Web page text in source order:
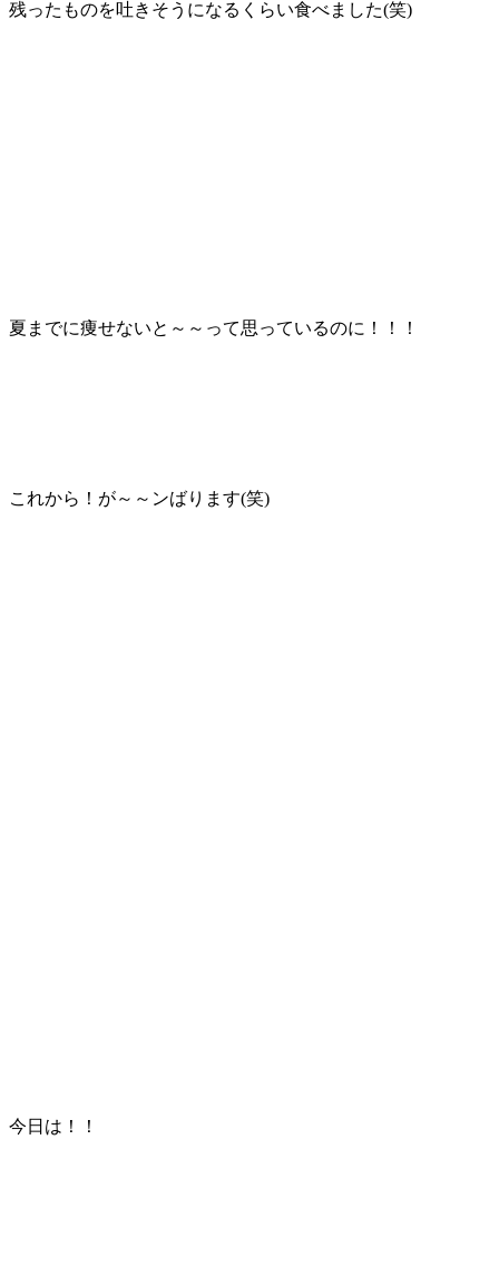
残ったものを吐きそうになるくらい食べました(笑)
夏までに痩せないと～～って思っているのに！！！
これから！が～～ンばります(笑)
今日は！！